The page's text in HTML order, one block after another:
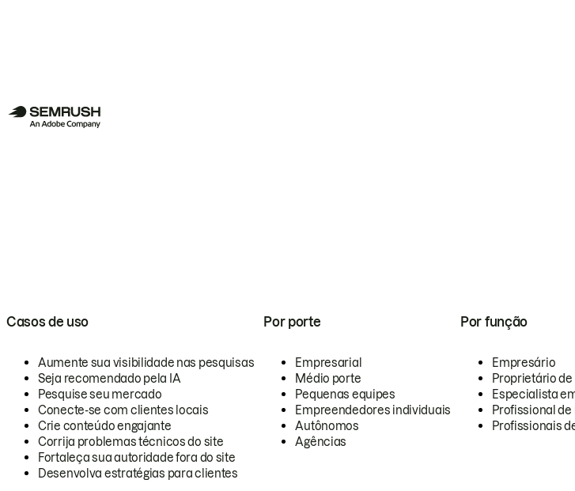
Casos de uso
Aumente sua visibilidade nas pesquisas
Seja recomendado pela IA
Pesquise seu mercado
Conecte-se com clientes locais
Crie conteúdo engajante
Corrija problemas técnicos do site
Fortaleça sua autoridade fora do site
Desenvolva estratégias para clientes
Por porte
Empresarial
Médio porte
Pequenas equipes
Empreendedores individuais
Autônomos
Agências
Por função
Empresário
Proprietário
Especialista
Profissional
Profissionais